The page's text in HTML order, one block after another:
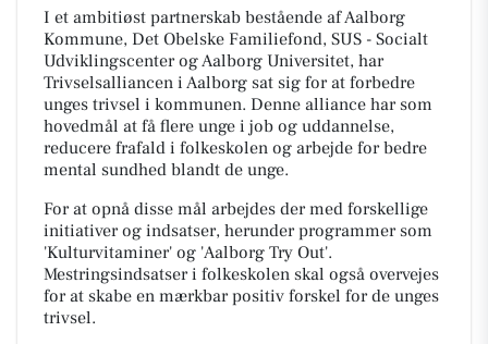
I et ambitiøst partnerskab bestående af Aalborg
Kommune, Det Obelske Familiefond, SUS - Socialt
Udviklingscenter og Aalborg Universitet, har
Trivselsalliancen i Aalborg sat sig for at forbedre
unges trivsel i kommunen. Denne alliance har som
hovedmål at få flere unge i job og uddannelse,
reducere frafald i folkeskolen og arbejde for bedre
mental sundhed blandt de unge.
For at opnå disse mål arbejdes der med forskellige
initiativer og indsatser, herunder programmer som
'Kulturvitaminer' og 'Aalborg Try Out'.
Mestringsindsatser i folkeskolen skal også overvejes
for at skabe en mærkbar positiv forskel for de unges
trivsel.